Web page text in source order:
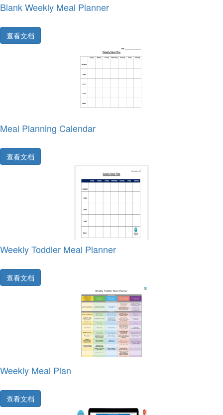
Blank Weekly Meal Planner
查看文档
Meal Planning Calendar
查看文档
Weekly Toddler Meal Planner
查看文档
Weekly Meal Plan
查看文档